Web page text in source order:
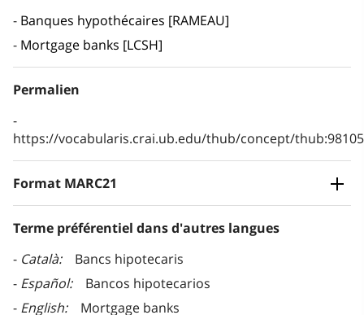
Banques hypothécaires [RAMEAU]
Mortgage banks [LCSH]
Permalien
https://vocabularis.crai.ub.edu/thub/concept/
Format MARC21
Terme préférentiel dans d'autres langues
Català
Bancs hipotecaris
Español
Bancos hipotecarios
English
Mortgage banks